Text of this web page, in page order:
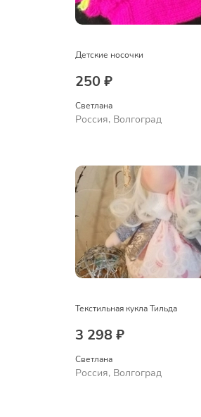
Детские носочки
250 ₽
Светлана
Россия, Волгоград
Текстильная кукла Тильда
3 298 ₽
Светлана
Россия, Волгоград